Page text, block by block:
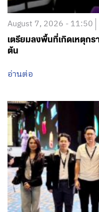
August 7, 2026 - 11:50
เตรียมลงพื้นที่เกิดเหตุก
ต้น
อ่านต่อ